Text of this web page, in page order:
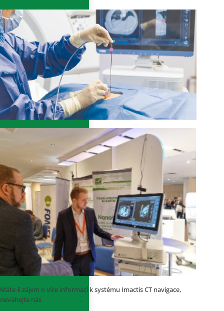
Máte-li zájem o více informací k systému Imactis CT navigace,
neváhejte nás
.